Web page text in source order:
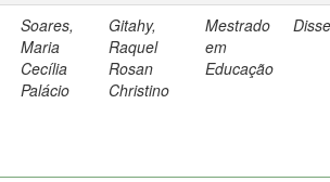
Soares,
Maria
Cecília
Palácio
Gitahy,
Raquel
Rosan
Christino
Mestrado
em
Educação